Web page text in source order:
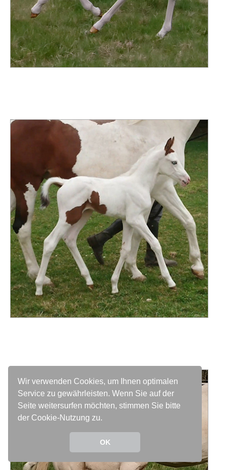
Wir verwenden Cookies, um Ihnen optimalen
Service zu gewährleisten. Wenn Sie auf der
Seite weitersurfen möchten, stimmen Sie bitte
der Cookie-Nutzung zu.
OK